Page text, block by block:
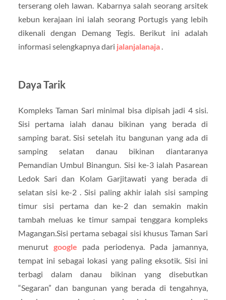
terserang oleh lawan. Kabarnya salah seorang arsitek
kebun kerajaan ini ialah seorang Portugis yang lebih
dikenali dengan Demang Tegis. Berikut ini adalah
informasi selengkapnya dari jalanjalanaja.
Daya Tarik
Kompleks Taman Sari minimal bisa dipisah jadi 4 sisi.
Sisi pertama ialah danau bikinan yang berada di
samping barat. Sisi setelah itu bangunan yang ada di
samping selatan danau bikinan diantaranya
Pemandian Umbul Binangun. Sisi ke-3 ialah Pasarean
Ledok Sari dan Kolam Garjitawati yang berada di
selatan sisi ke-2 . Sisi paling akhir ialah sisi samping
timur sisi pertama dan ke-2 dan semakin makin
tambah meluas ke timur sampai tenggara kompleks
Magangan.Sisi pertama sebagai sisi khusus Taman Sari
menurut google pada periodenya. Pada jamannya,
tempat ini sebagai lokasi yang paling eksotik. Sisi ini
terbagi dalam danau bikinan yang disebutkan
“Segaran” dan bangunan yang berada di tengahnya,